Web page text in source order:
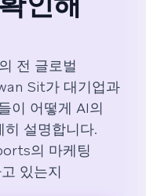
전 글로벌
Sit가 대기업과
이 어떻게 AI의
설명합니다.
의 마케팅
있는지